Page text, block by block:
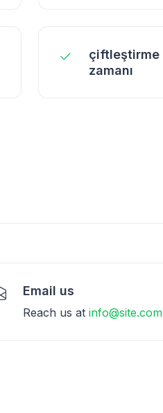
çiftleştirme
zamanı
Email us
Reach us at info@site.com